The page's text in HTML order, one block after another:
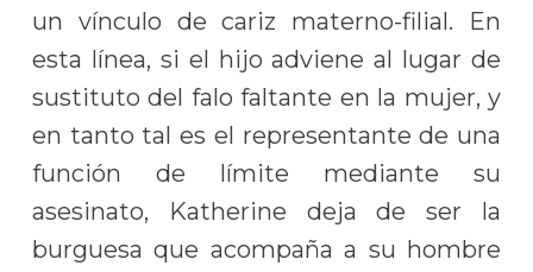
un vínculo de cariz materno-filial. En
esta línea, si el hijo adviene al lugar de
sustituto del falo faltante en la mujer, y
en tanto tal es el representante de una
función de límite mediante su
asesinato, Katherine deja de ser la
burguesa que acompaña a su hombre